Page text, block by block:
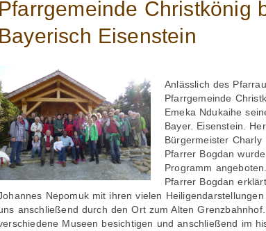
Pfarrgemeinde Christkönig
Bayerisch Eisenstein
Anlässlich des
Pfarrgemeinde
Emeka Ndukaihe
Bayer. Eisenstein.
Bürgermeister
Pfarrer Bogdan
Programm angeboten.
Pfarrer Bogdan
Nepomuk mit ihren vielen
anschließend durch den Ort zum Alten
Museen besichtigen und anschließend im